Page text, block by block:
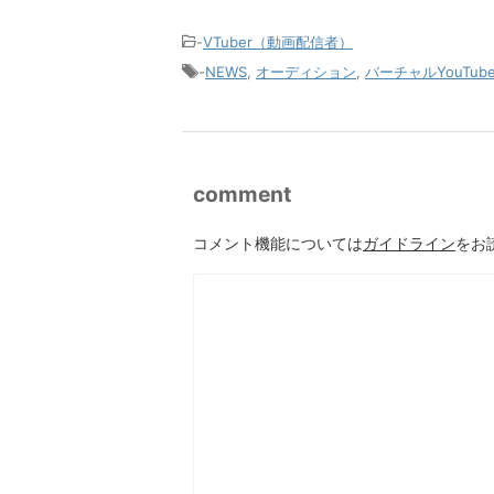
-VTuber（動画配信者）
-NEWS, オーディション, バーチャル
comment
コメント機能についてはガイドラインをお